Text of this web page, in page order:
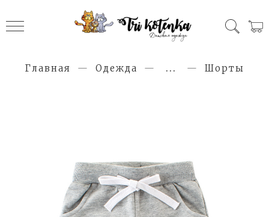
Главная Одежда ... Шорты